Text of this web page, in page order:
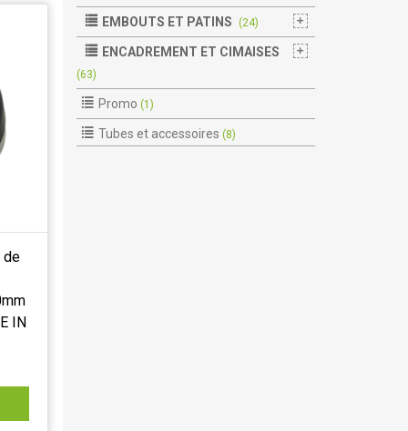
de
IN
EMBOUTS ET PATINS (24)
ENCADREMENT ET CIMAISES
(63)
Promo (1)
Tubes et accessoires (8)